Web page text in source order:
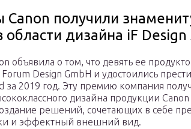
Canon получили
дизайна iF Design
объявила о том, что девять ее
Design GmbH и удостоились
за 2019 год. Эту премию компания
дизайна продукции
решений, сочетающих в себе
и эффектный внешний вид.